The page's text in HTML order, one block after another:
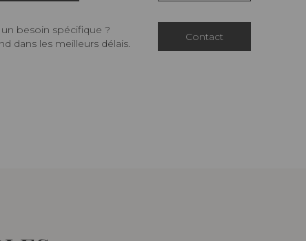
besoin spécifique ?
dans les meilleurs délais.
Contact